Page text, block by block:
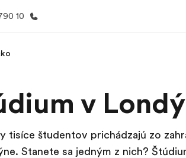
10
Vitajte v EF
Pozrite si
robíme
v
tisíce študentov prichádzajú zo
Stanete sa jedným z nich?